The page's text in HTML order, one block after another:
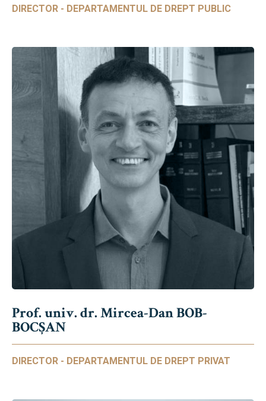
DIRECTOR - DEPARTAMENTUL DE DREPT PUBLIC
Prof. univ. dr. Mircea-Dan BOB-
BOCȘAN
DIRECTOR - DEPARTAMENTUL DE DREPT PRIVAT